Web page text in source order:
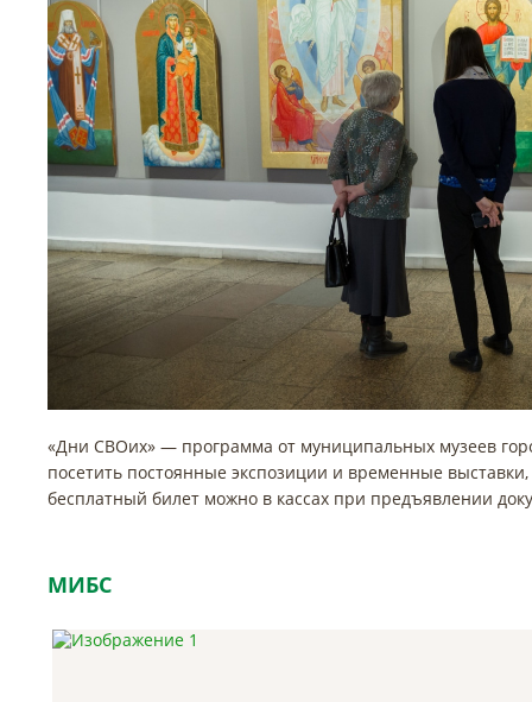
«Дни СВОих» — программа от муниципальных музеев
посетить постоянные экспозиции и временные
бесплатный билет можно в кассах при предъявлении
МИБС